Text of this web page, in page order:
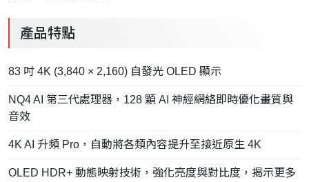
產品特點
83 吋 4K (3,840 × 2,160) 自發光 OLED 顯示
NQ4 AI 第三代處理器，128 顆 AI 神經網絡即時優化畫質與
音效
4K AI 升頻 Pro，自動將各類內容提升至接近原生 4K
OLED HDR+ 動態映射技術，強化亮度與對比度，揭示更多